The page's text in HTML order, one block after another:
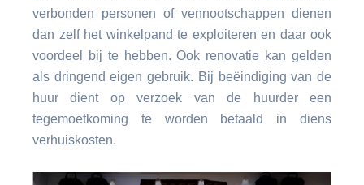
verbonden personen of vennootschappen dienen
dan zelf het winkelpand te exploiteren en daar ook
voordeel bij te hebben. Ook renovatie kan gelden
als dringend eigen gebruik. Bij beëindiging van de
huur dient op verzoek van de huurder een
tegemoetkoming te worden betaald in diens
verhuiskosten.